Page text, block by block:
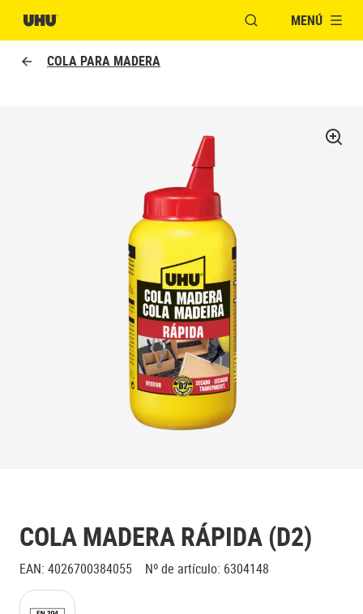
ABRIR VENTANA
MENÚ
COLA PARA MADERA
COLA MADERA RÁPIDA (D2)
EAN: 4026700384055 Nº de artículo: 6304148